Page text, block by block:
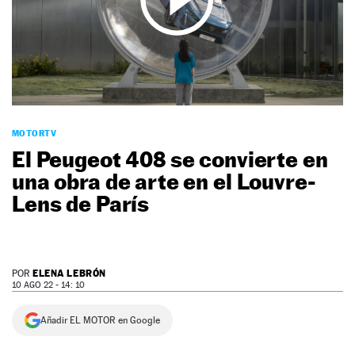
SÍGUENOS
MOTORTV
El Peugeot 408 se convierte en
una obra de arte en el Louvre-
Lens de París
POR ELENA LEBRÓN
10 AGO 22 - 14: 10
Añadir EL MOTOR en Google